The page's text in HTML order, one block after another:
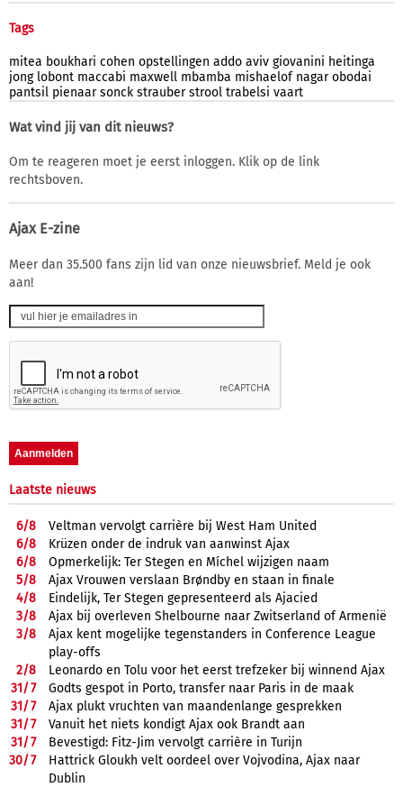
Tags
mitea boukhari cohen opstellingen addo aviv giovanini heitinga
jong lobont maccabi maxwell mbamba mishaelof nagar obodai
pantsil pienaar sonck strauber strool trabelsi vaart
Wat vind jij van dit nieuws?
Om te reageren moet je eerst inloggen. Klik op de link
rechtsboven.
Ajax E-zine
Meer dan 35.500 fans zijn lid van onze nieuwsbrief. Meld je ook
aan!
Laatste nieuws
6/8
Veltman vervolgt carrière bij West Ham United
6/8
Krüzen onder de indruk van aanwinst Ajax
6/8
Opmerkelijk: Ter Stegen en Míchel wijzigen naam
5/8
Ajax Vrouwen verslaan Brøndby en staan in finale
4/8
Eindelijk, Ter Stegen gepresenteerd als Ajacied
3/8
Ajax bij overleven Shelbourne naar Zwitserland of Armenië
3/8
Ajax kent mogelijke tegenstanders in Conference League
play-offs
2/8
Leonardo en Tolu voor het eerst trefzeker bij winnend Ajax
31/7
Godts gespot in Porto, transfer naar Paris in de maak
31/7
Ajax plukt vruchten van maandenlange gesprekken
31/7
Vanuit het niets kondigt Ajax ook Brandt aan
31/7
Bevestigd: Fitz-Jim vervolgt carrière in Turijn
30/7
Hattrick Gloukh velt oordeel over Vojvodina, Ajax naar
Dublin